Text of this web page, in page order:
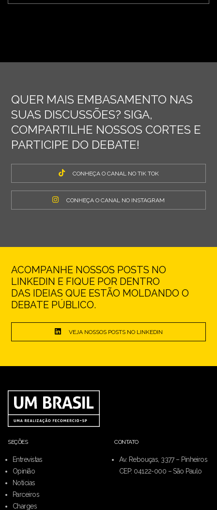
QUER MAIS EMBASAMENTO NAS
SUAS DISCUSSÕES? SIGA,
COMPARTILHE NOSSOS CORTES E
PARTICIPE DO DEBATE!
CONHEÇA O CANAL NO TIK TOK
CONHEÇA O CANAL NO INSTAGRAM
ACOMPANHE NOSSOS POSTS NO
LINKEDIN E FIQUE POR DENTRO
DAS IDEIAS QUE ESTÃO MOLDANDO O
DEBATE PÚBLICO.
VEJA NOSSOS POSTS NO LINKEDIN
SEÇÕES
Entrevistas
Opinião
Notícias
Parceiros
Charges
CONTATO
Av. Rebouças, 3377 – Pinheiros
CEP: 04122-000 – São Paulo